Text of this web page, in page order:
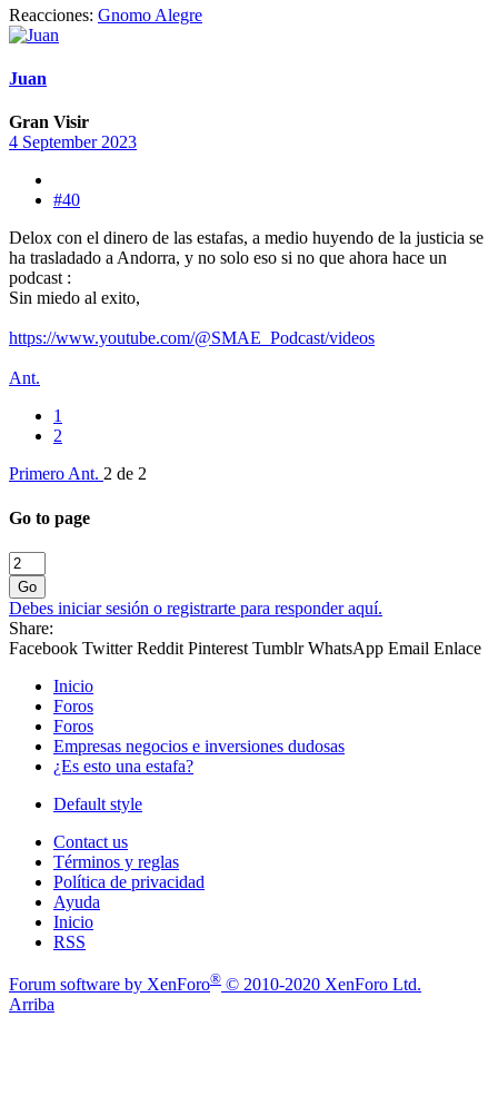
Reacciones: Gnomo Alegre
Juan
Gran Visir
4 September 2023
#40
Delox con el dinero de las estafas, a medio huyendo de la justicia se
ha trasladado a Andorra, y no solo eso si no que ahora hace un
podcast :
Sin miedo al exito,
https://www.youtube.com/@SMAE_Podcast/videos
Ant.
1
2
PrimeroAnt. 2 de 2
Go to page
Go
Debes iniciar sesión o registrarte para responder aquí.
Share:
Facebook Twitter Reddit Pinterest Tumblr WhatsApp Email Enlace
Inicio
Foros
Foros
Empresas negocios e inversiones dudosas
¿Es esto una estafa?
Default style
Contact us
Términos y reglas
Política de privacidad
Ayuda
Inicio
RSS
Forum software by XenForo® © 2010-2020 XenForo Ltd.
Arriba